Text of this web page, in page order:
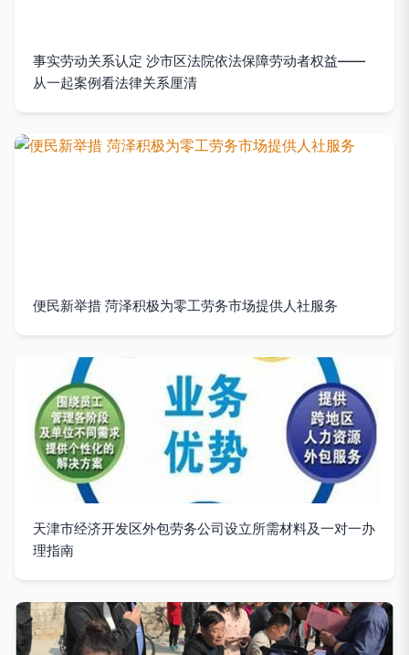
事实劳动关系认定 沙市区法院依法保障劳动者权益——
从一起案例看法律关系厘清
便民新举措 菏泽积极为零工劳务市场提供人社服务
天津市经济开发区外包劳务公司设立所需材料及一对一办
理指南